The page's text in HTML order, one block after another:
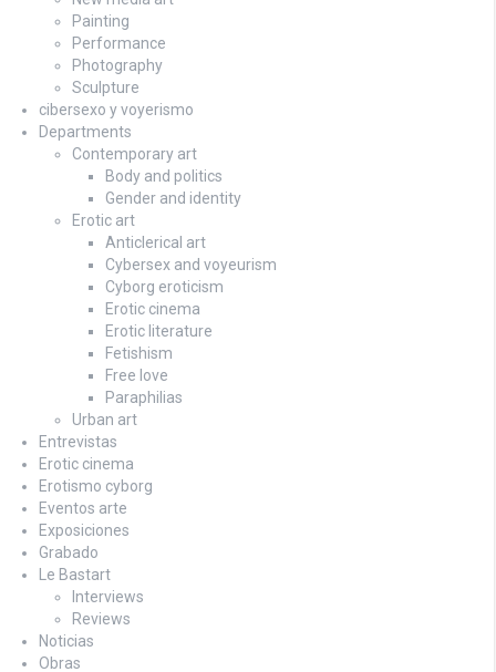
Painting
Performance
Photography
Sculpture
cibersexo y voyerismo
Departments
Contemporary art
Body and politics
Gender and identity
Erotic art
Anticlerical art
Cybersex and voyeurism
Cyborg eroticism
Erotic cinema
Erotic literature
Fetishism
Free love
Paraphilias
Urban art
Entrevistas
Erotic cinema
Erotismo cyborg
Eventos arte
Exposiciones
Grabado
Le Bastart
Interviews
Reviews
Noticias
Obras